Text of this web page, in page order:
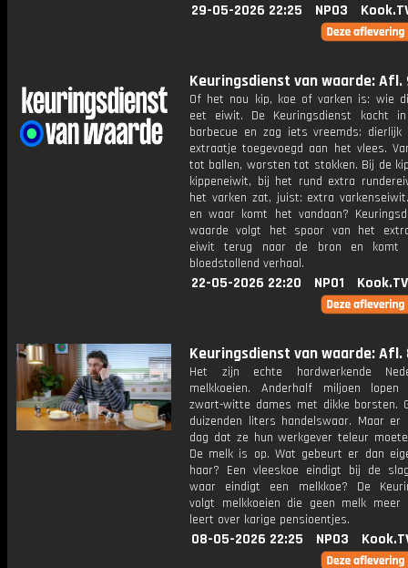
29-05-2026 22:25 NPO3
Keuringsdienst van waarde: Afl.
Of het nou kip, koe of varken is: wie
eet eiwit. De Keuringsdienst kocht
barbecue en zag iets vreemds:
extraatje toegevoegd aan het vlees.
tot ballen, worsten tot stokken. Bij de
kippeneiwit, bij het rund extra
het varken zat, juist: extra
en waar komt het vandaan?
waarde volgt het spoor van het
eiwit terug naar de bron en komt
bloedstollend verhaal.
22-05-2026 22:20 NPO1 Kook.TV
Keuringsdienst van waarde: Afl.
Het zijn echte hardwerkende
melkkoeien. Anderhalf miljoen
zwart-witte dames met dikke borsten.
duizenden liters handelswaar. Maar er
dag dat ze hun werkgever teleur
De melk is op. Wat gebeurt er dan
haar? Een vleeskoe eindigt bij de
waar eindigt een melkkoe? De
volgt melkkoeien die geen melk meer
leert over karige pensioentjes.
08-05-2026 22:25 NPO3